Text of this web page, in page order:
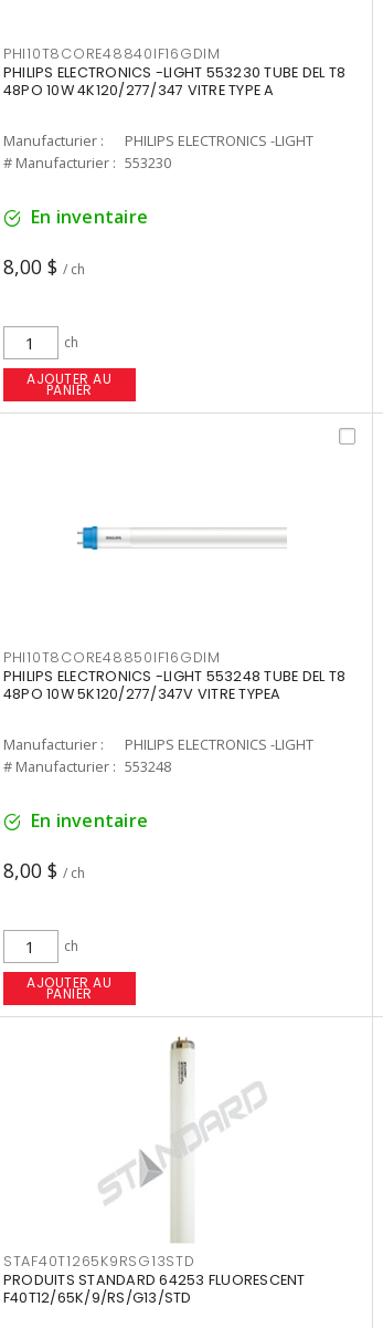
PHI10T8CORE48840IF16GDIM
PHILIPS ELECTRONICS -LIGHT 553230 TUBE DEL T8
48PO 10W 4K120/277/347 VITRE TYPE A
Manufacturier :
PHILIPS ELECTRONICS -LIGHT
# Manufacturier : 553230
En inventaire
8,00 $ / ch
ch
AJOUTER AU
PANIER
PHI10T8CORE48850IF16GDIM
PHILIPS ELECTRONICS -LIGHT 553248 TUBE DEL T8
48PO 10W 5K120/277/347V VITRE TYPEA
Manufacturier :
PHILIPS ELECTRONICS -LIGHT
# Manufacturier : 553248
En inventaire
8,00 $ / ch
ch
AJOUTER AU
PANIER
STAF40T1265K9RSG13STD
PRODUITS STANDARD 64253 FLUORESCENT
F40T12/65K/9/RS/G13/STD